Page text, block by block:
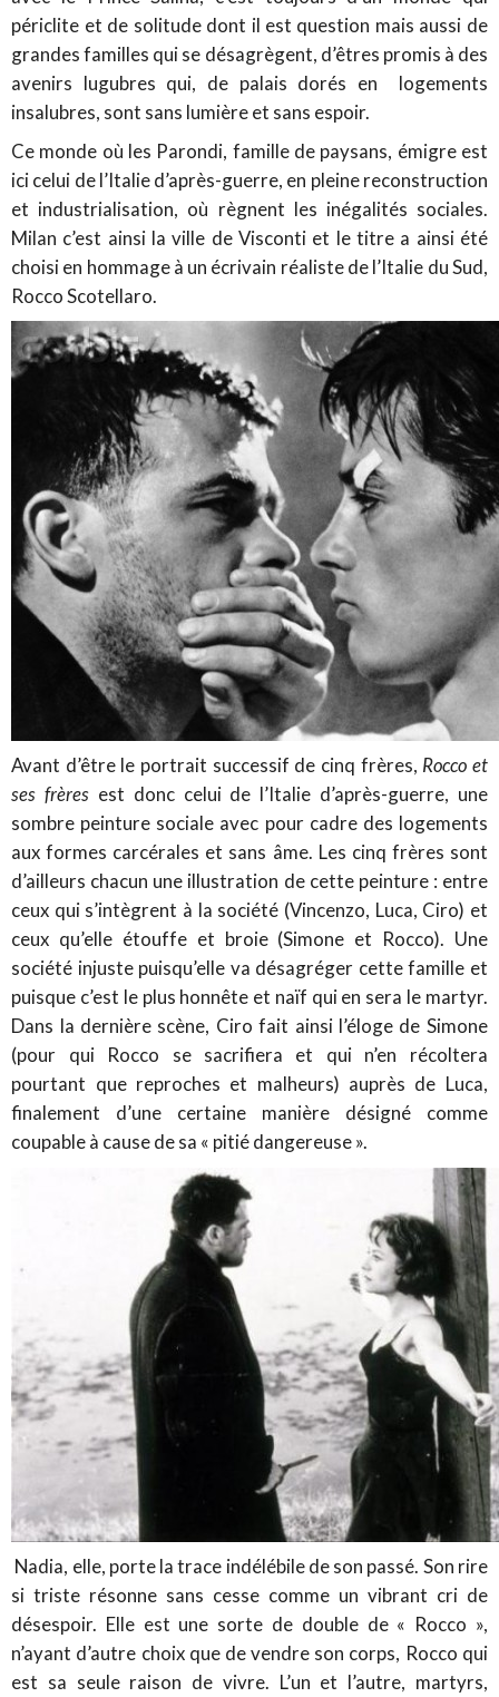
périclite et de solitude dont il est question mais aussi de
grandes familles qui se désagrègent, d’êtres promis à des
avenirs lugubres qui, de palais dorés en logements
insalubres, sont sans lumière et sans espoir.
Ce monde où les Parondi, famille de paysans, émigre est
ici celui de l’Italie d’après-guerre, en pleine reconstruction
et industrialisation, où règnent les inégalités sociales.
Milan c’est ainsi la ville de Visconti et le titre a ainsi été
choisi en hommage à un écrivain réaliste de l’Italie du Sud,
Rocco Scotellaro.
Avant d’être le portrait successif de cinq frères, Rocco et
ses frèresest donc celui de l’Italie d’après-guerre, une
sombre peinture sociale avec pour cadre des logements
aux formes carcérales et sans âme. Les cinq frères sont
d’ailleurs chacun une illustration de cette peinture : entre
ceux qui s’intègrent à la société (Vincenzo, Luca, Ciro) et
ceux qu’elle étouffe et broie (Simone et Rocco). Une
société injuste puisqu’elle va désagréger cette famille et
puisque c’est le plus honnête et naïf qui en sera le martyr.
Dans la dernière scène, Ciro fait ainsi l’éloge de Simone
(pour qui Rocco se sacrifiera et qui n’en récoltera
pourtant que reproches et malheurs) auprès de Luca,
finalement d’une certaine manière désigné comme
coupable à cause de sa « pitié dangereuse ».
Nadia, elle, porte la trace indélébile de son passé. Son rire
si triste résonne sans cesse comme un vibrant cri de
désespoir. Elle est une sorte de double de « Rocco »,
n’ayant d’autre choix que de vendre son corps, Rocco qui
est sa seule raison de vivre. L’un et l’autre, martyrs,